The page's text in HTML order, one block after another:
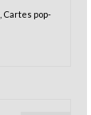
Cartes pop-